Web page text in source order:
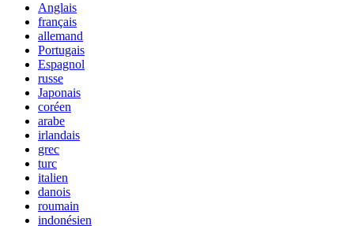
Anglais
français
allemand
Portugais
Espagnol
russe
Japonais
coréen
arabe
irlandais
grec
turc
italien
danois
roumain
indonésien